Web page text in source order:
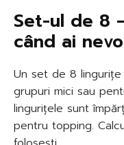
Set-ul de 8
când ai
Un set de 8
grupuri mici sau
lingurițele sunt
pentru topping.